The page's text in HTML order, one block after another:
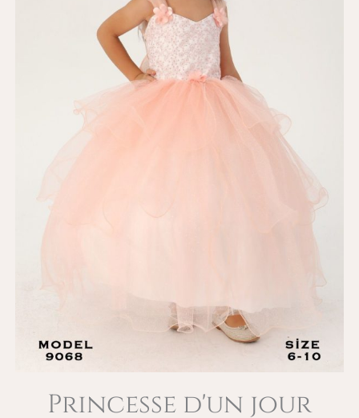
Princesse d'un jour